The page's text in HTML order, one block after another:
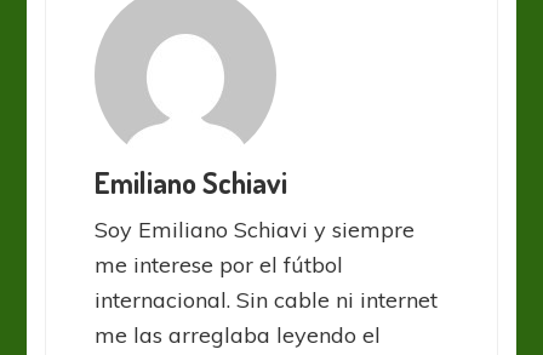
Emiliano Schiavi
Soy Emiliano Schiavi y siempre
me interese por el fútbol
internacional. Sin cable ni internet
me las arreglaba leyendo el